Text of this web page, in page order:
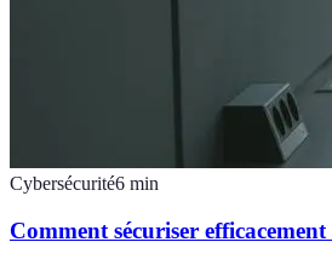
Cybersécurité6 min
Comment sécuriser